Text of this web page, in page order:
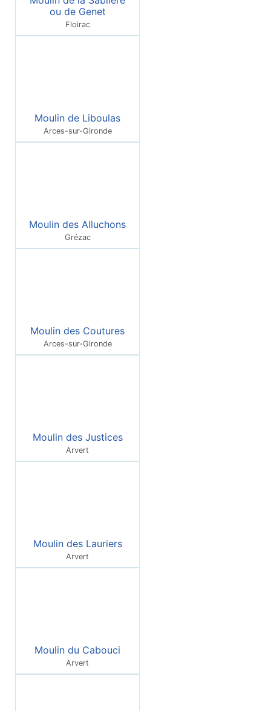
ou de Genet
Floirac
Moulin de Liboulas
Arces-sur-Gironde
Moulin des Alluchons
Grézac
Moulin des Coutures
Arces-sur-Gironde
Moulin des Justices
Arvert
Moulin des Lauriers
Arvert
Moulin du Cabouci
Arvert